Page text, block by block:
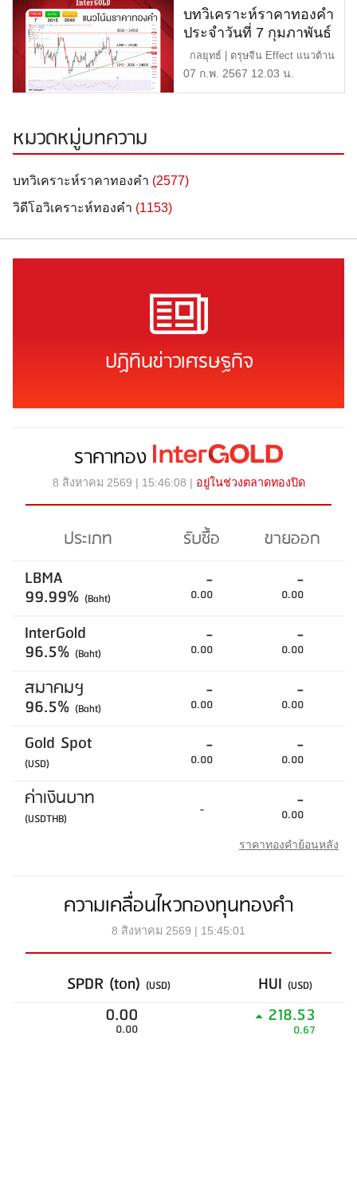
บทวิเคราะห์ราคาทองคำ
ประจำวันที่ 7 กุมภาพันธ์
2567
กลยุทธ์ | ตรุษจีน Effect แนวต้าน
| 2,040 หรือ 34 […]
07 ก.พ. 2567 12.03 น.
หมวดหมู่บทความ
บทวิเคราะห์ราคาทองคำ (2577)
วิดีโอวิเคราะห์ทองคำ (1153)
ปฏิทินข่าวเศรษฐกิจ
ราคาทอง
8 สิงหาคม 2569 | 15:46:08 | อยู่ในช่วงตลาดทองปิด
ประเภท รับซื้อ
ขายออก
LBMA
99.99% (Baht)
-
0.00
-
0.00
InterGold
96.5% (Baht)
-
0.00
-
0.00
สมาคมฯ
96.5% (Baht)
-
0.00
-
0.00
Gold Spot
(USD)
-
0.00
-
0.00
ค่าเงินบาท
(USDTHB) - -
0.00
ราคาทองคำย้อนหลัง
ความเคลื่อนไหวกองทุนทองคำ
8 สิงหาคม 2569 | 15:45:01
SPDR (ton) (USD) HUI (USD)
0.00
0.00
218.53
0.67